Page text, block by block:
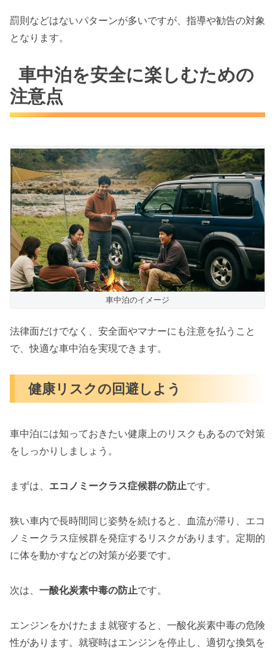
罰則などはないパターンが多いですが、指導や勧告の対象
となります。
車中泊を安全に楽しむための
注意点
車中泊のイメージ
法律面だけでなく、安全面やマナーにも注意を払うこと
で、快適な車中泊を実現できます。
健康リスクの回避しよう
車中泊には知っておきたい健康上のリスクもあるので対策
をしっかりしましょう。
まずは、 エコノミークラス症候群の防止です。
狭い車内で長時間同じ姿勢を続けると、血流が滞り、エコ
ノミークラス症候群を発症するリスクがあります。定期的
に体を動かすなどの対策が必要です。
次は、 一酸化炭素中毒の防止です。
エンジンをかけたまま就寝すると、一酸化炭素中毒の危険
性があります。就寝時はエンジンを停止し、適切な換気を